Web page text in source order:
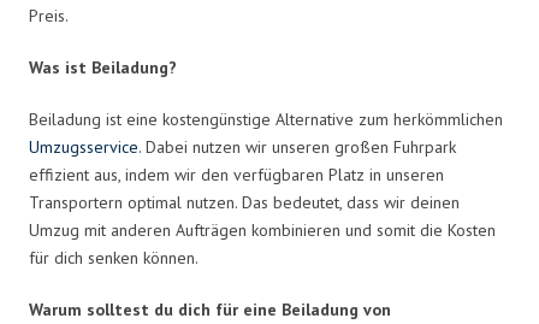
Preis.
Was ist Beiladung?
Beiladung ist eine kostengünstige Alternative zum herkömmlichen
Umzugsservice. Dabei nutzen wir unseren großen Fuhrpark
effizient aus, indem wir den verfügbaren Platz in unseren
Transportern optimal nutzen. Das bedeutet, dass wir deinen
Umzug mit anderen Aufträgen kombinieren und somit die Kosten
für dich senken können.
Warum solltest du dich für eine Beiladung von